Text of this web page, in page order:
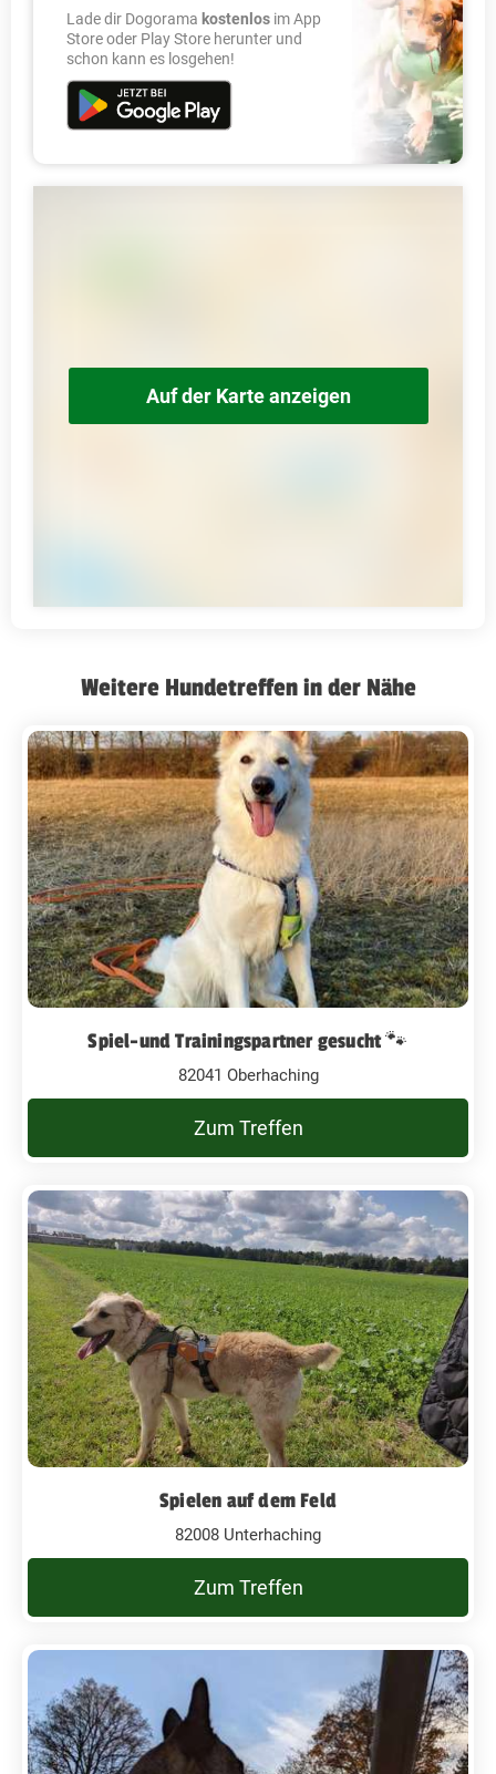
Lade dir Dogorama kostenlos im App
Store oder Play Store herunter und
schon kann es losgehen!
Auf der Karte anzeigen
Weitere Hundetreffen in der Nähe
Spiel-und Trainingspartner gesucht 🐾
82041 Oberhaching
Zum Treffen
Spielen auf dem Feld
82008 Unterhaching
Zum Treffen